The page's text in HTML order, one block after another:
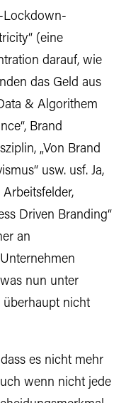
Lockdown-
(eine
darauf, wie
das Geld aus
& Algorithem
Brand
„Von Brand
usw. usf. Ja,
Driven Branding“
an
nun unter
nicht
es nicht mehr
wenn nicht jede